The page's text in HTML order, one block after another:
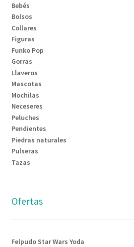
Bebés
Bolsos
Collares
Figuras
Funko Pop
Gorras
Llaveros
Mascotas
Mochilas
Neceseres
Peluches
Pendientes
Piedras naturales
Pulseras
Tazas
Ofertas
Felpudo Star Wars Yoda